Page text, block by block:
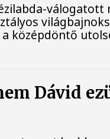
válogatott
a középdöntő
Dávid